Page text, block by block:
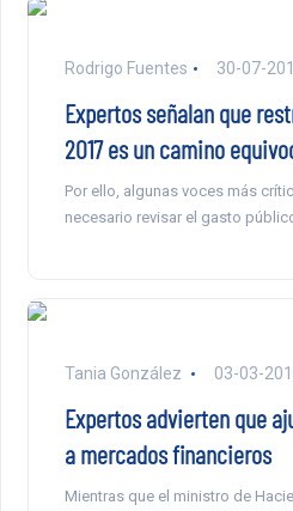
Rodrigo Fuentes 30-07-
Expertos señalan que
2017 es un camino
Por ello, algunas voces más
necesario revisar el gasto
Tania González 03-03-
Expertos advierten que
a mercados financieros
Mientras que el ministro de